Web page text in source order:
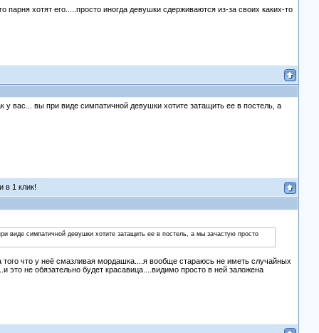
парня хотят его.....просто иногда девушки сдерживаются из-за своих каких-то
у вас... вы при виде симпатичной девушки хотите затащить ее в постель, а
в 1 клик!
виде симпатичной девушки хотите затащить ее в постель, а мы зачастую просто
что у неё смазливая мордашка....я вообще стараюсь не иметь случайных
не обязательно будет красавица....видимо просто в ней заложена